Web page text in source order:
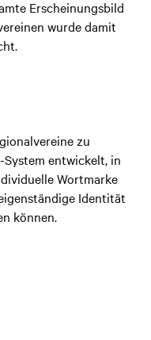
Erscheinungsbild
wurde damit
zu
entwickelt, in
Wortmarke
Identität
können.